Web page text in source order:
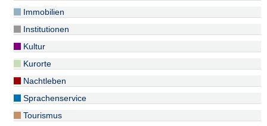
Immobilien
Institutionen
Kultur
Kurorte
Nachtleben
Sprachenservice
Tourismus